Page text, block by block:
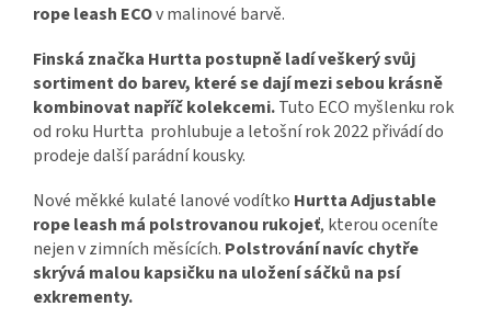
rope leash ECOv malinové barvě.
Finská značka Hurtta postupně ladí veškerý svůj
sortiment do barev, které se dají mezi sebou krásně
kombinovat napříč kolekcemi.Tuto ECO myšlenku rok
od roku Hurtta prohlubuje a letošní rok 2022 přivádí do
prodeje další parádní kousky.
Nové měkké kulaté lanové vodítko Hurtta Adjustable
rope leash má polstrovanou rukojeť, kterou oceníte
nejen v zimních měsících. Polstrování navíc chytře
skrývá malou kapsičku na uložení sáčků na psí
exkrementy.